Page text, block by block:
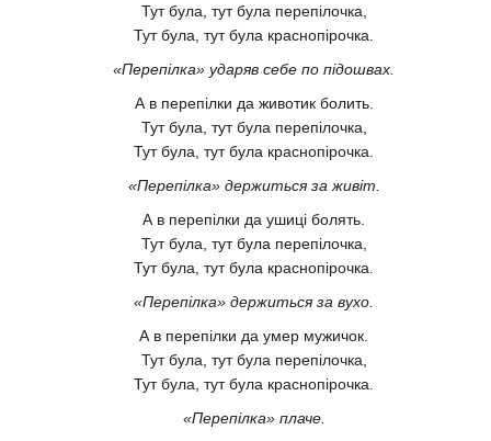
Тут була, тут була перепілочка,
Тут була, тут була краснопірочка.
«Перепілка» ударяв себе по підошвах.
А в перепілки да животик болить.
Тут була, тут була перепілочка,
Тут була, тут була краснопірочка.
«Перепілка» держиться за живіт.
А в перепілки да ушиці болять.
Тут була, тут була перепілочка,
Тут була, тут була краснопірочка.
«Перепілка» держиться за вухо.
А в перепілки да умер мужичок.
Тут була, тут була перепілочка,
Тут була, тут була краснопірочка.
«Перепілка» плаче.